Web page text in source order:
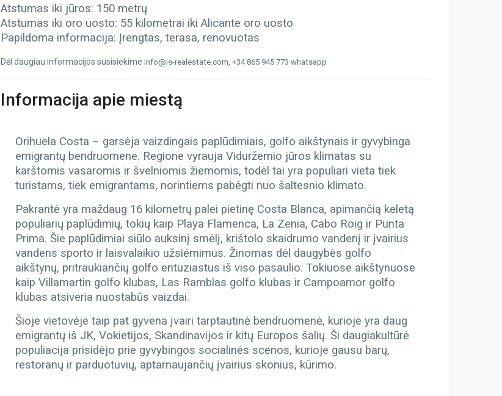
Atstumas iki jūros: 150 metrų
Atstumas iki oro uosto: 55 kilometrai iki Alicante oro uosto
Papildoma informacija: Įrengtas, terasa, renovuotas
Dėl daugiau informacijos susisiekime info@is-realestate.com, +34 865 945 773 whatsapp
Informacija apie miestą
Orihuela Costa – garsėja vaizdingais paplūdimiais, golfo aikštynais ir gyvybinga
emigrantų bendruomene. Regione vyrauja Viduržemio jūros klimatas su
karštomis vasaromis ir švelniomis žiemomis, todėl tai yra populiari vieta tiek
turistams, tiek emigrantams, norintiems pabėgti nuo šaltesnio klimato.
Pakrantė yra maždaug 16 kilometrų palei pietinę Costa Blanca, apimančią keletą
populiarių paplūdimių, tokių kaip Playa Flamenca, La Zenia, Cabo Roig ir Punta
Prima. Šie paplūdimiai siūlo auksinį smėlį, krištolo skaidrumo vandenį ir įvairius
vandens sporto ir laisvalaikio užsiėmimus. Žinomas dėl daugybės golfo
aikštynų, pritraukiančių golfo entuziastus iš viso pasaulio. Tokiuose aikštynuose
kaip Villamartin golfo klubas, Las Ramblas golfo klubas ir Campoamor golfo
klubas atsiveria nuostabūs vaizdai.
Šioje vietovėje taip pat gyvena įvairi tarptautinė bendruomenė, kurioje yra daug
emigrantų iš JK, Vokietijos, Skandinavijos ir kitų Europos šalių. Ši daugiakultūrė
populiacija prisidėjo prie gyvybingos socialinės scenos, kurioje gausu barų,
restoranų ir parduotuvių, aptarnaujančių įvairius skonius, kūrimo.